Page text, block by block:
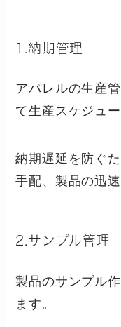
1.納期管理
アパレルの生産
て生産スケジュ
納期遅延を防ぐ
手配、製品の迅
2.サンプル管理
製品のサンプル
ます。